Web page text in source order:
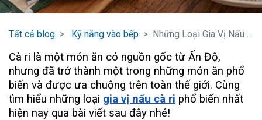
Tất cả blog Kỹ năng vào bếp Những Loại Gia Vị Nấu Cà Ri Độc Đáo Bạn Chưa Biết
Cà ri là một món ăn có nguồn gốc từ Ấn Độ,
nhưng đã trở thành một trong những món ăn phổ
biến và được ưa chuộng trên toàn thế giới. Cùng
tìm hiểu những loại gia vị nấu cà ri phổ biến nhất
hiện nay qua bài viết sau đây nhé!